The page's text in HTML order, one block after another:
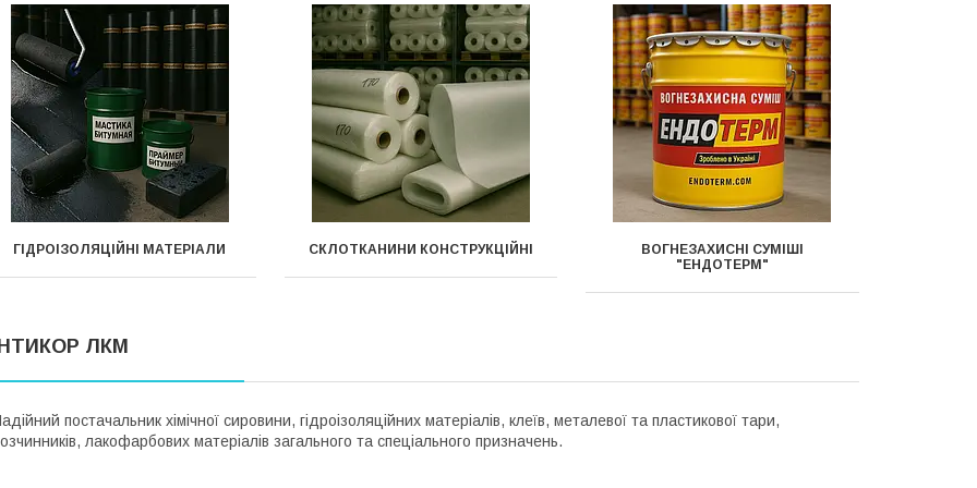
ГІДРОІЗОЛЯЦІЙНІ МАТЕРІАЛИ СКЛОТКАНИНИ КОНСТРУКЦІЙНІ
ВОГНЕЗАХИСНІ СУМІШІ
"ЕНДОТЕРМ"
ЛКМ
постачальник хімічної сировини, гідроізоляційних матеріалів, клеїв, металевої та пластикової тари,
лакофарбових матеріалів загального та спеціального призначень.